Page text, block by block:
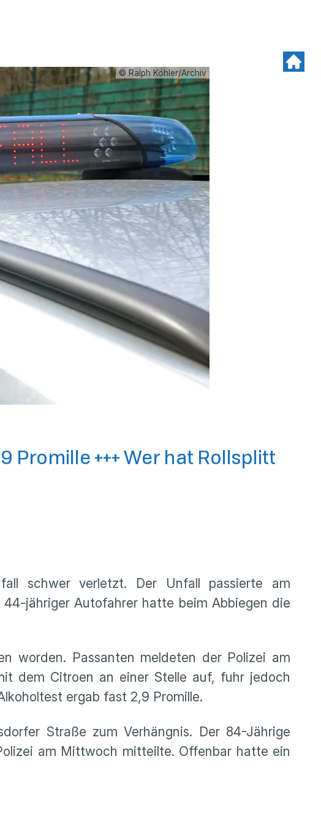
© Ralph Köhler/Archiv
Promille +++ Wer hat Rollsplitt
schwer verletzt. Der Unfall passierte am
jähriger Autofahrer hatte beim Abbiegen die
worden. Passanten meldeten der Polizei am
dem Citroen an einer Stelle auf, fuhr jedoch
ergab fast 2,9 Promille.
Straße zum Verhängnis. Der 84-Jährige
am Mittwoch mitteilte. Offenbar hatte ein